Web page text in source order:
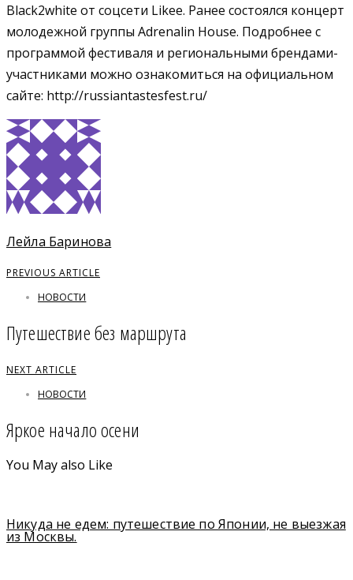
Black2white от соцсети Likee. Ранее состоялся концерт
молодежной группы Adrenalin House. Подробнее с
программой фестиваля и региональными брендами-
участниками можно ознакомиться на официальном
сайте: http://russiantastesfest.ru/
Лейла Баринова
PREVIOUS ARTICLE
НОВОСТИ
Путешествие без маршрута
NEXT ARTICLE
НОВОСТИ
Яркое начало осени
You May also Like
Никуда не едем: путешествие по Японии, не выезжая
из Москвы.